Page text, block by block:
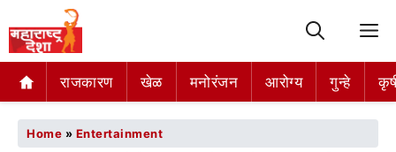
राजकारण खेळ मनोरंजन आरोग्य गुन्हे
Home » Entertainment